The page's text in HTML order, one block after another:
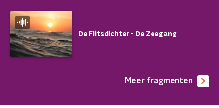
De Flitsdichter - De Zeegang
Meer fragmenten